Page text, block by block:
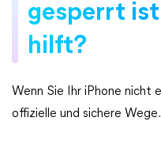
gesperrt
hilft?
Wenn Sie Ihr iPhone nicht
offizielle und sichere Wege.